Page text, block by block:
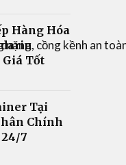
cồng kềnh an
Hàng Hóa
Tốt
Tại
Chính
7